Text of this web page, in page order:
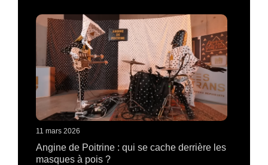
11 mars 2026
Angine de Poitrine : qui se cache derrière les
masques à pois ?